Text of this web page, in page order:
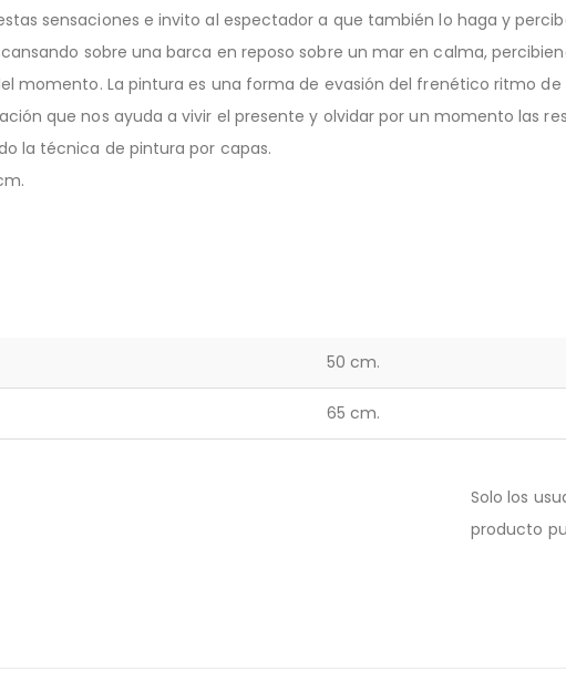
sensaciones e invito al espectador a que también lo haga y
sobre una barca en reposo sobre un mar en calma,
momento. La pintura es una forma de evasión del frenético ritmo
que nos ayuda a vivir el presente y olvidar por un momento las
la técnica de pintura por capas.
50 cm.
65 cm.
Solo los
producto